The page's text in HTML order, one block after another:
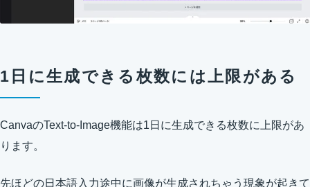
1日に生成できる枚数には上限がある
CanvaのText-to-Image機能は1日に生成できる枚数に上限があ
ります。
先ほどの日本語入力途中に画像が生成されちゃう現象が起きて